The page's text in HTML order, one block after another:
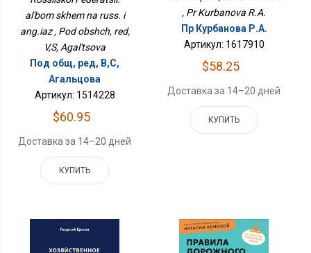
al'bom skhem na russ. i
ang.iaz , Pod obshch, red,
V,S, Agal'tsova
Под общ, ред, В,С,
Агальцова
Артикул: 1514228
$60.95
Доставка за 14–20 дней
КУПИТЬ
, Pr Kurbanova R.A.
Пр Курбанова Р.А.
Артикул: 1617910
$58.25
Доставка за 14–20 дней
КУПИТЬ